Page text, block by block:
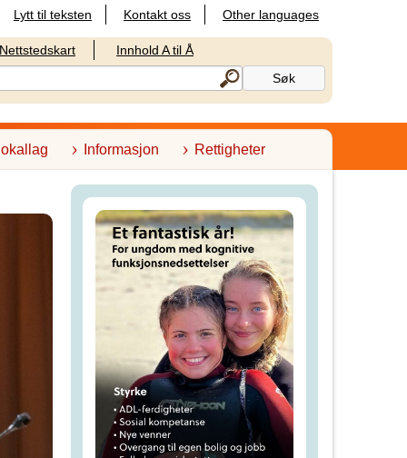
Lytt til teksten Kontakt oss Other languages
Nettstedskart Innhold A til Å
Informasjon Rettigheter